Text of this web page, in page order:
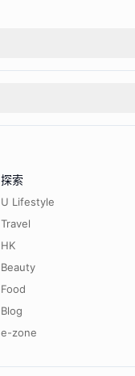
探索
U Lifestyle
Travel
HK
Beauty
Food
Blog
e-zone